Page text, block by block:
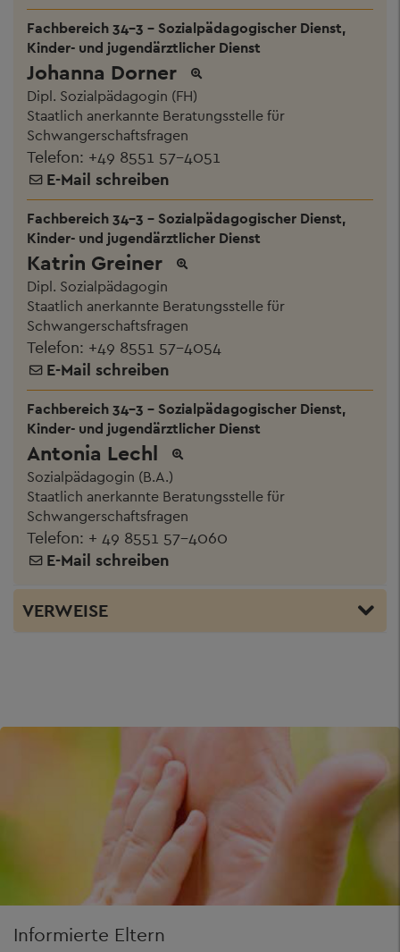
Fachbereich 34-3 - Sozialpädagogischer Dienst,
Kinder- und jugendärztlicher Dienst
Johanna Dorner
Dipl. Sozialpädagogin (FH)
Staatlich anerkannte Beratungsstelle für
Schwangerschaftsfragen
Telefon: +49 8551 57-4051
E-Mail schreiben
Fachbereich 34-3 - Sozialpädagogischer Dienst,
Kinder- und jugendärztlicher Dienst
Katrin Greiner
Dipl. Sozialpädagogin
Staatlich anerkannte Beratungsstelle für
Schwangerschaftsfragen
Telefon: +49 8551 57-4054
E-Mail schreiben
Fachbereich 34-3 - Sozialpädagogischer Dienst,
Kinder- und jugendärztlicher Dienst
Antonia Lechl
Sozialpädagogin (B.A.)
Staatlich anerkannte Beratungsstelle für
Schwangerschaftsfragen
Telefon: + 49 8551 57-4060
E-Mail schreiben
VERWEISE
Informierte Eltern